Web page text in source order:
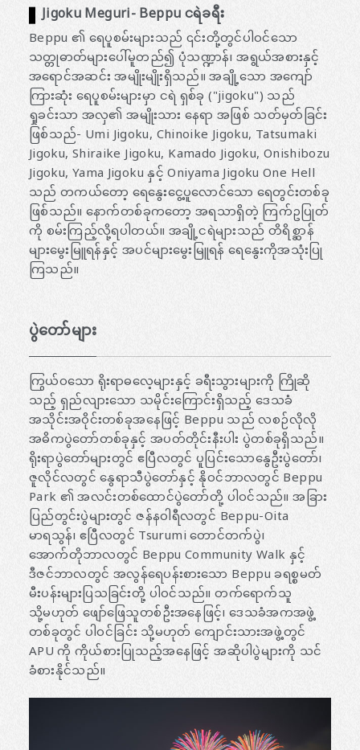
Jigoku Meguri- Beppu ငရဲခရီး
Beppu ၏ ရေပူစမ်းများသည် ၎င်းတို့တွင်ပါဝင်သော
သတ္တုဓာတ်များပေါ်မူတည်၍ ပုံသဏ္ဍာန်၊ အရွယ်အစားနှင့်
အရောင်အဆင်း အမျိုးမျိုးရှိသည်။ အချို့သော အကျော်
ကြားဆုံး ရေပူစမ်းများမှာ ငရဲ ရှစ်ခု ("jigoku") သည်
ရှုခင်းသာ အလှ၏ အမျိုးသား နေရာ အဖြစ် သတ်မှတ်ခြင်း
ဖြစ်သည်- Umi Jigoku, Chinoike Jigoku, Tatsumaki
Jigoku, Shiraike Jigoku, Kamado Jigoku, Onishibozu
Jigoku, Yama Jigoku နှင့် Oniyama Jigoku One Hell
သည် တကယ်တော့ ရေနွေးငွေ့ပူလောင်သော ရေတွင်းတစ်ခု
ဖြစ်သည်။ နောက်တစ်ခုကတော့ အရသာရှိတဲ့ ကြက်ဥပြုတ်
ကို စမ်းကြည့်လို့ရပါတယ်။ အချို့ငရဲများသည် တိရိစ္ဆာန်
များမွေးမြူရန်နှင့် အပင်များမွေးမြူရန် ရေနွေးကိုအသုံးပြု
ကြသည်။
ပွဲတော်များ
ကြွယ်ဝသော ရိုးရာဓလေ့များနှင့် ခရီးသွားများကို ကြိုဆို
သည့် ရှည်လျားသော သမိုင်းကြောင်းရှိသည့် ဒေသခံ
အသိုင်းအဝိုင်းတစ်ခုအနေဖြင့် Beppu သည် လစဉ်လိုလို
အဓိကပွဲတော်တစ်ခုနှင့် အပတ်တိုင်းနီးပါး ပွဲတစ်ခုရှိသည်။
ရိုးရာပွဲတော်များတွင် ဧပြီလတွင် ပူပြင်းသောနွေဦးပွဲတော်၊
ဇူလိုင်လတွင် နွေရာသီပွဲတော်နှင့် နိုဝင်ဘာလတွင် Beppu
Park ၏ အလင်းတစ်ထောင်ပွဲတော်တို့ ပါဝင်သည်။ အခြား
ပြည်တွင်းပွဲများတွင် ဇန်နဝါရီလတွင် Beppu-Oita
မာရသွန်၊ ဧပြီလတွင် Tsurumi တောင်တက်ပွဲ၊
အောက်တိုဘာလတွင် Beppu Community Walk နှင့်
ဒီဇင်ဘာလတွင် အလွန်ရေပန်းစားသော Beppu ခရစ္စမတ်
မီးပန်းများပြသခြင်းတို့ ပါဝင်သည်။ တက်ရောက်သူ
သို့မဟုတ် ဖျော်ဖြေသူတစ်ဦးအနေဖြင့်၊ ဒေသခံအကအဖွဲ့
တစ်ခုတွင် ပါဝင်ခြင်း သို့မဟုတ် ကျောင်းသားအဖွဲ့တွင်
APU ကို ကိုယ်စားပြုသည့်အနေဖြင့် အဆိုပါပွဲများကို သင်
ခံစားနိုင်သည်။